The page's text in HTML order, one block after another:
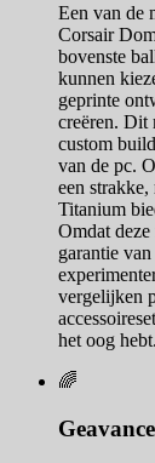
Een van de
Corsair
bovenste
kunnen
geprinte
creëren. Dit
custom
van de pc.
een
Titanium
Omdat
garantie
vergelijken
het oog hebt.
🌈